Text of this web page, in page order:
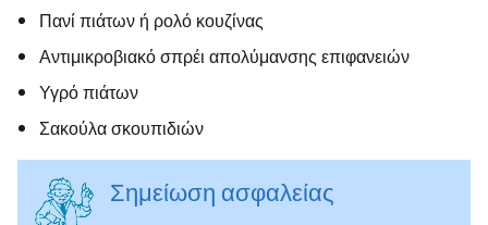
Πανί πιάτων ή ρολό κουζίνας
Αντιμικροβιακό σπρέι απολύμανσης επιφανειών
Υγρό πιάτων
Σακούλα σκουπιδιών
Σημείωση ασφαλείας